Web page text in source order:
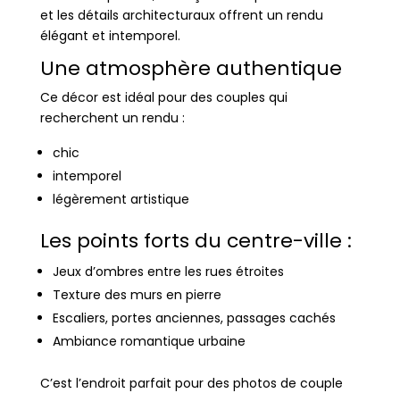
et les détails architecturaux offrent un rendu
élégant et intemporel.
Une atmosphère authentique
Ce décor est idéal pour des couples qui
recherchent un rendu :
chic
intemporel
légèrement artistique
Les points forts du centre-ville :
Jeux d’ombres entre les rues étroites
Texture des murs en pierre
Escaliers, portes anciennes, passages cachés
Ambiance romantique urbaine
C’est l’endroit parfait pour des photos de couple